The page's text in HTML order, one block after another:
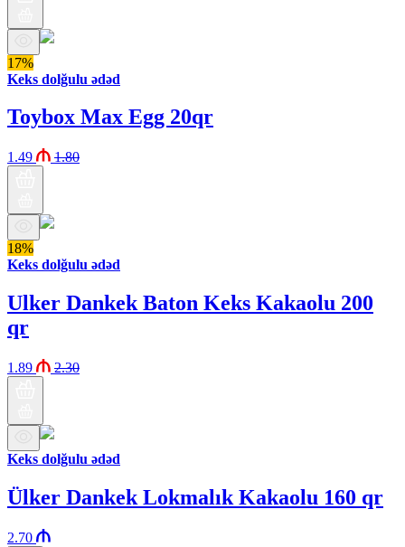
17%
Keks dolğulu ədəd
Toybox Max Egg 20qr
1.49 1.80
18%
Keks dolğulu ədəd
Ulker Dankek Baton Keks Kakaolu 200
qr
1.89 2.30
Keks dolğulu ədəd
Ülker Dankek Lokmalık Kakaolu 160 qr
2.70